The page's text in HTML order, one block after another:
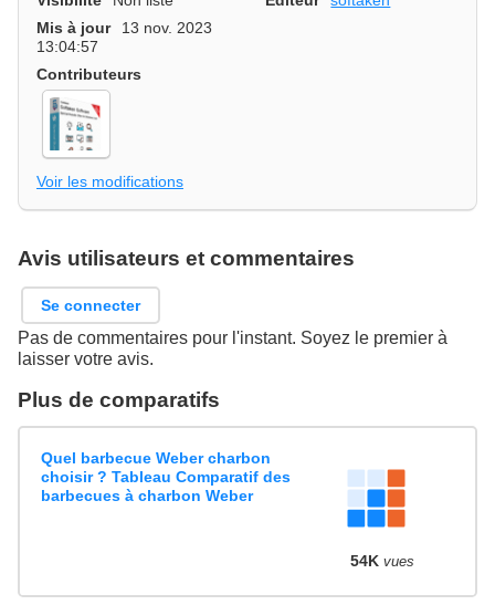
Mis à jour
13 nov. 2023
13:04:57
Contributeurs
Voir les modifications
Avis utilisateurs et commentaires
Se connecter
Pas de commentaires pour l'instant. Soyez le premier à
laisser votre avis.
Plus de comparatifs
Quel barbecue Weber charbon
choisir ? Tableau Comparatif des
barbecues à charbon Weber
54K vues